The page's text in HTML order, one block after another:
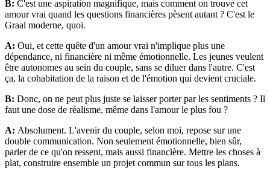
B: C'est une aspiration magnifique, mais comment on trouve cet
amour vrai quand les questions financières pèsent autant ? C'est le
Graal moderne, quoi.
A: Oui, et cette quête d'un amour vrai n'implique plus une
dépendance, ni financière ni même émotionnelle. Les jeunes veulent
être autonomes au sein du couple, sans se diluer dans l'autre. C'est
ça, la cohabitation de la raison et de l'émotion qui devient cruciale.
B: Donc, on ne peut plus juste se laisser porter par les sentiments ? Il
faut une dose de réalisme, même dans l'amour le plus fou ?
A: Absolument. L'avenir du couple, selon moi, repose sur une
double communication. Non seulement émotionnelle, bien sûr,
parler de ce qu'on ressent, mais aussi financière. Mettre les choses à
plat, construire ensemble un projet commun sur tous les plans.